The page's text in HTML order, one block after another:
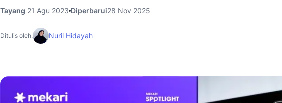
Tayang 21 Agu 2023 Diperbarui28 Nov 2025
Ditulis oleh: Nuril Hidayah